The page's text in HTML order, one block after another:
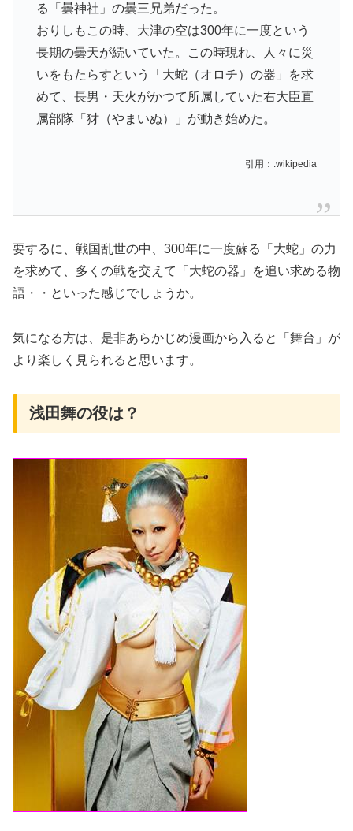
る「曇神社」の曇三兄弟だった。
おりしもこの時、大津の空は300年に一度という
長期の曇天が続いていた。この時現れ、人々に災
いをもたらすという「大蛇（オロチ）の器」を求
めて、長男・天火がかつて所属していた右大臣直
属部隊「犲（やまいぬ）」が動き始めた。
引用：.wikipedia
要するに、戦国乱世の中、300年に一度蘇る「大蛇」の力
を求めて、多くの戦を交えて「大蛇の器」を追い求める物
語・・といった感じでしょうか。
気になる方は、是非あらかじめ漫画から入ると「舞台」が
より楽しく見られると思います。
浅田舞の役は？